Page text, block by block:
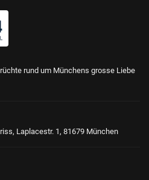
rund um Münchens grosse Liebe
Laplacestr. 1, 81679 München